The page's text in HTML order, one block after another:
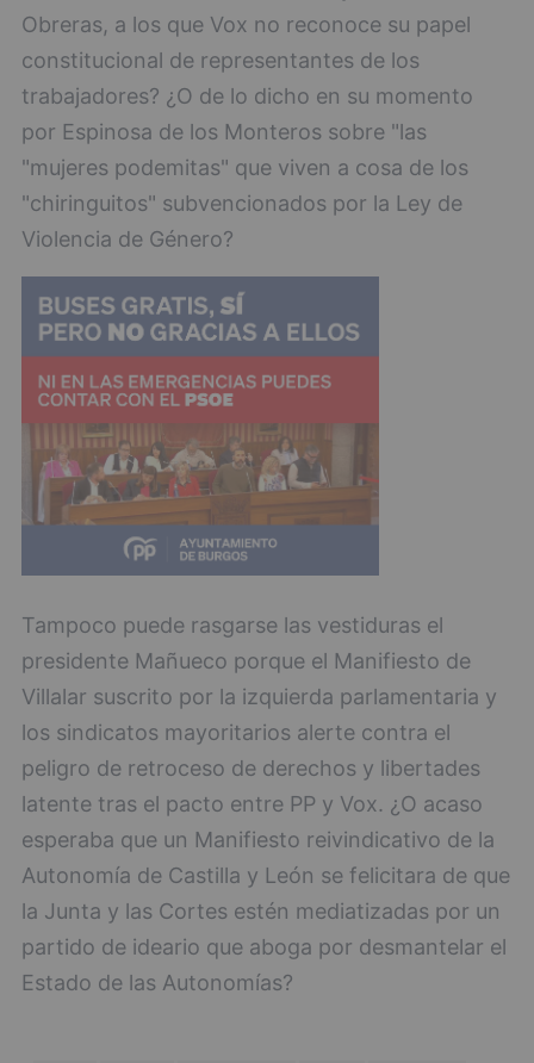
Obreras, a los que Vox no reconoce su papel
constitucional de representantes de los
trabajadores? ¿O de lo dicho en su momento
por Espinosa de los Monteros sobre "las
"mujeres podemitas" que viven a cosa de los
"chiringuitos" subvencionados por la Ley de
Violencia de Género?
Tampoco puede rasgarse las vestiduras el
presidente Mañueco porque el Manifiesto de
Villalar suscrito por la izquierda parlamentaria y
los sindicatos mayoritarios alerte contra el
peligro de retroceso de derechos y libertades
latente tras el pacto entre PP y Vox. ¿O acaso
esperaba que un Manifiesto reivindicativo de la
Autonomía de Castilla y León se felicitara de que
la Junta y las Cortes estén mediatizadas por un
partido de ideario que aboga por desmantelar el
Estado de las Autonomías?